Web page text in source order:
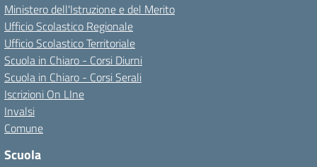
Ministero dell'Istruzione e del Merito
Ufficio Scolastico Regionale
Ufficio Scolastico Territoriale
Scuola in Chiaro - Corsi Diurni
Scuola in Chiaro - Corsi Serali
Iscrizioni On LIne
Invalsi
Comune
Scuola